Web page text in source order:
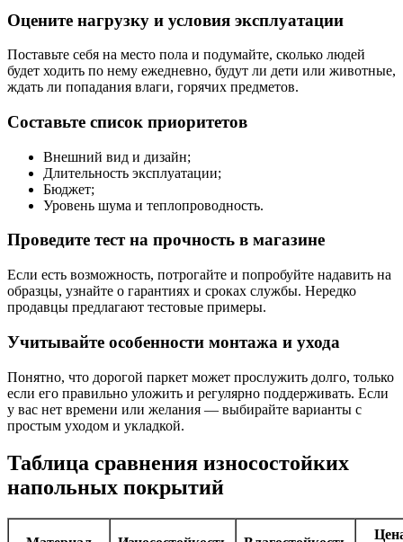
Оцените нагрузку и условия эксплуатации
Поставьте себя на место пола и подумайте, сколько людей
будет ходить по нему ежедневно, будут ли дети или животные,
ждать ли попадания влаги, горячих предметов.
Составьте список приоритетов
Внешний вид и дизайн;
Длительность эксплуатации;
Бюджет;
Уровень шума и теплопроводность.
Проведите тест на прочность в магазине
Если есть возможность, потрогайте и попробуйте надавить на
образцы, узнайте о гарантиях и сроках службы. Нередко
продавцы предлагают тестовые примеры.
Учитывайте особенности монтажа и ухода
Понятно, что дорогой паркет может прослужить долго, только
если его правильно уложить и регулярно поддерживать. Если
у вас нет времени или желания — выбирайте варианты с
простым уходом и укладкой.
Таблица сравнения износостойких
напольных покрытий